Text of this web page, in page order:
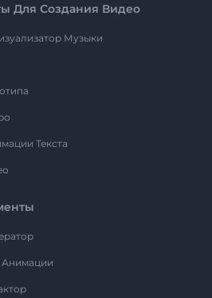
Для Создания Видео
Музыки
Текста
Анимации